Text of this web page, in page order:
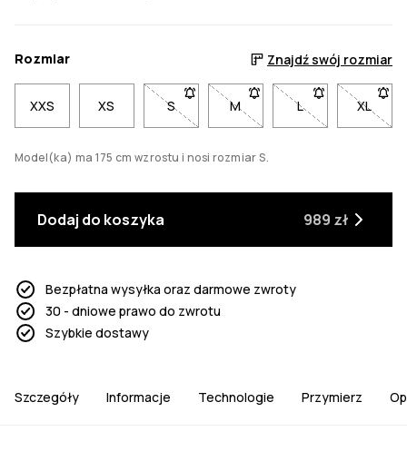
Rozmiar Znajdź swój rozmiar
XXS XS S- Rozmiar S niedostępny. Kliknij, aby
M- Rozmiar M niedostępny.
L- Rozmiar L
XL
-
Model(ka) ma 175 cm wzrostu i nosi rozmiar S.
Dodaj do koszyka 989 zł
Bezpłatna wysyłka oraz darmowe zwroty
30 - dniowe prawo do zwrotu
Szybkie dostawy
Szczegóły Informacje Technologie Przymierz